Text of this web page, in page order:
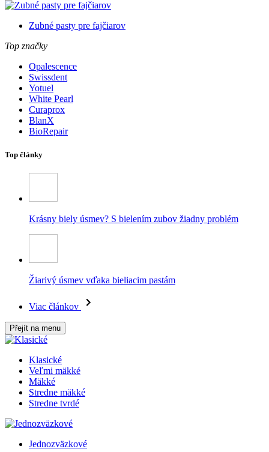
Zubné pasty pre fajčiarov
Top značky
Opalescence
Swissdent
Yotuel
White Pearl
Curaprox
BlanX
BioRepair
Top články
Krásny biely úsmev? S bielením zubov žiadny problém
Žiarivý úsmev vďaka bieliacim pastám
Viac článkov
Přejít na menu
Klasické
Veľmi mäkké
Mäkké
Stredne mäkké
Stredne tvrdé
Jednozväzkové